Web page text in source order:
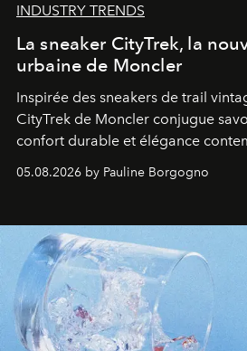
INDUSTRY TRENDS
La sneaker CityTrek, la
urbaine de Moncler
Inspirée des sneakers de trail
CityTrek de Moncler conjugue
confort durable et élégance
05.08.2026 by Pauline Borgogno